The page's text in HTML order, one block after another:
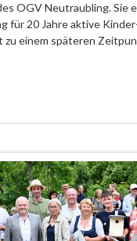
OGV Neutraubling. Sie
für 20 Jahre aktive
zu einem späteren